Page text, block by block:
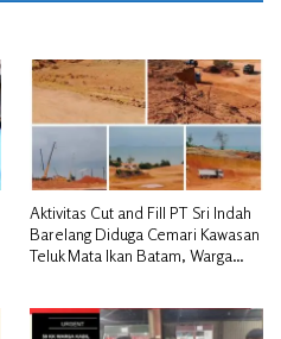
Aktivitas Cut and Fill PT Sri Indah
Barelang Diduga Cemari Kawasan
Teluk Mata Ikan Batam, Warga